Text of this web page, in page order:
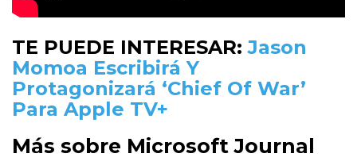
TE PUEDE INTERESAR:Jason
Momoa Escribirá Y
Protagonizará ‘Chief Of War’
Para Apple TV+
Más sobre Microsoft Journal